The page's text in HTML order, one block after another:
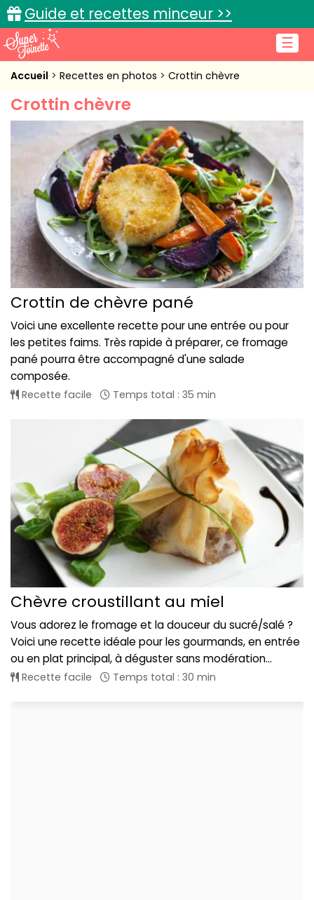
☰
Guide et recettes minceur >>
Accueil
Recettes de cuisine
Cuisine pratique
L'actu cuisine
Connexion
Accueil Recettes en photos Crottin chèvre
Crottin chèvre
Crottin de chèvre pané
Voici une excellente recette pour une entrée ou pour
les petites faims. Très rapide à préparer, ce fromage
pané pourra être accompagné d'une salade
composée.
Recette facile Temps total : 35 min
Chèvre croustillant au miel
Vous adorez le fromage et la douceur du sucré/salé ?
Voici une recette idéale pour les gourmands, en entrée
ou en plat principal, à déguster sans modération...
Recette facile Temps total : 30 min